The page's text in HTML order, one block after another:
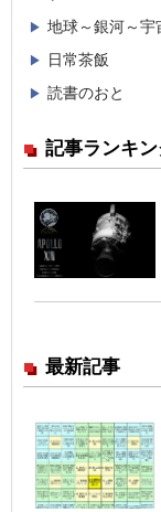
地球～銀河～宇
日常茶飯
読書のおと
記事ランキ
最新記事